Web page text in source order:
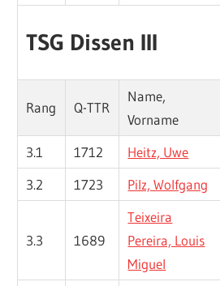
TSG Dissen III
Rang Q-TTR
Name,
Vorname
3.1 1712
Heitz, Uwe
3.2
1723 Pilz, Wolfgang
3.3 1689
Teixeira
Pereira, Louis
Miguel